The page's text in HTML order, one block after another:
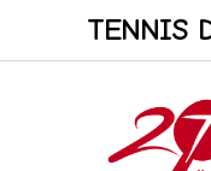
TENNIS